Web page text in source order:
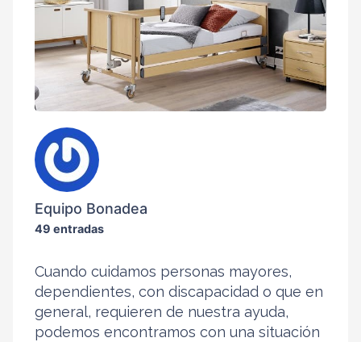
Equipo Bonadea
49 entradas
Cuando cuidamos personas mayores,
dependientes, con discapacidad o que en
general, requieren de nuestra ayuda,
podemos encontramos con una situación